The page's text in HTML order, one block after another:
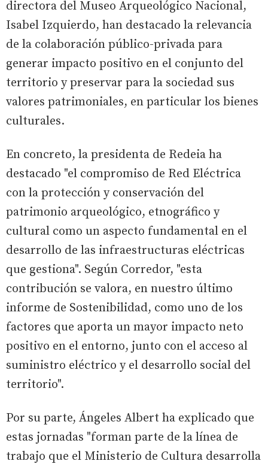
directora del Museo Arqueológico Nacional,
Isabel Izquierdo, han destacado la relevancia
de la colaboración público-privada para
generar impacto positivo en el conjunto del
territorio y preservar para la sociedad sus
valores patrimoniales, en particular los bienes
culturales.
En concreto, la presidenta de Redeia ha
destacado "el compromiso de Red Eléctrica
con la protección y conservación del
patrimonio arqueológico, etnográfico y
cultural como un aspecto fundamental en el
desarrollo de las infraestructuras eléctricas
que gestiona". Según Corredor, "esta
contribución se valora, en nuestro último
informe de Sostenibilidad, como uno de los
factores que aporta un mayor impacto neto
positivo en el entorno, junto con el acceso al
suministro eléctrico y el desarrollo social del
territorio".
Por su parte, Ángeles Albert ha explicado que
estas jornadas "forman parte de la línea de
trabajo que el Ministerio de Cultura desarrolla